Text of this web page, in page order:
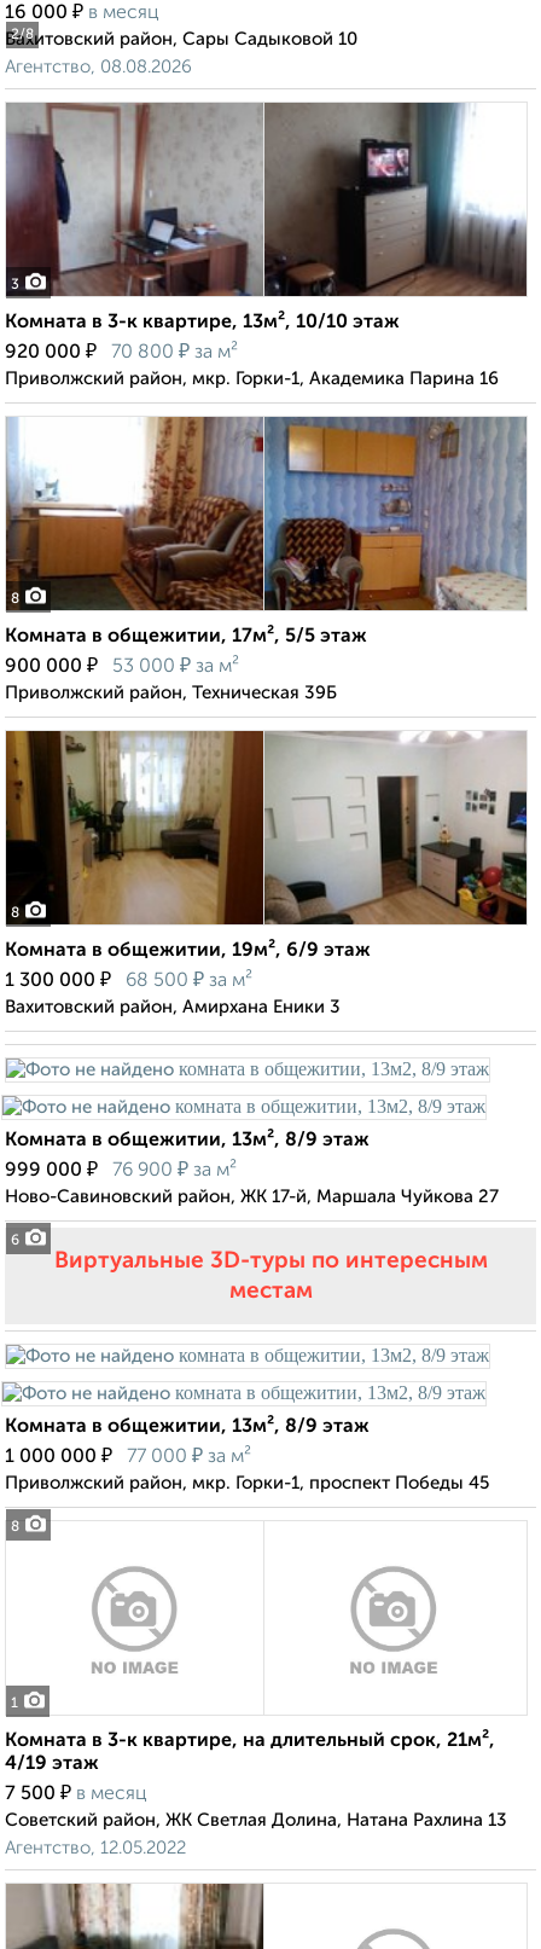
2/8
16 000 ₽ в месяц
Вахитовский район, Сары Садыковой 10
Агентство, 08.08.2026
3
Комната в 3-к квартире, 13м², 10/10 этаж
920 000 ₽ 70 800 ₽ за м²
Приволжский район, мкр. Горки-1, Академика Парина 16
8
Комната в общежитии, 17м², 5/5 этаж
900 000 ₽ 53 000 ₽ за м²
Приволжский район, Техническая 39Б
8
Комната в общежитии, 19м², 6/9 этаж
1 300 000 ₽ 68 500 ₽ за м²
Вахитовский район, Амирхана Еники 3
6
Комната в общежитии, 13м², 8/9 этаж
999 000 ₽ 76 900 ₽ за м²
Ново-Савиновский район, ЖК 17-й, Маршала Чуйкова 27
Виртуальные 3D-туры по интересным
местам
8
Комната в общежитии, 13м², 8/9 этаж
1 000 000 ₽ 77 000 ₽ за м²
Приволжский район, мкр. Горки-1, проспект Победы 45
1
Комната в 3-к квартире, на длительный срок, 21м²,
4/19 этаж
7 500 ₽ в месяц
Советский район, ЖК Светлая Долина, Натана Рахлина 13
Агентство, 12.05.2022